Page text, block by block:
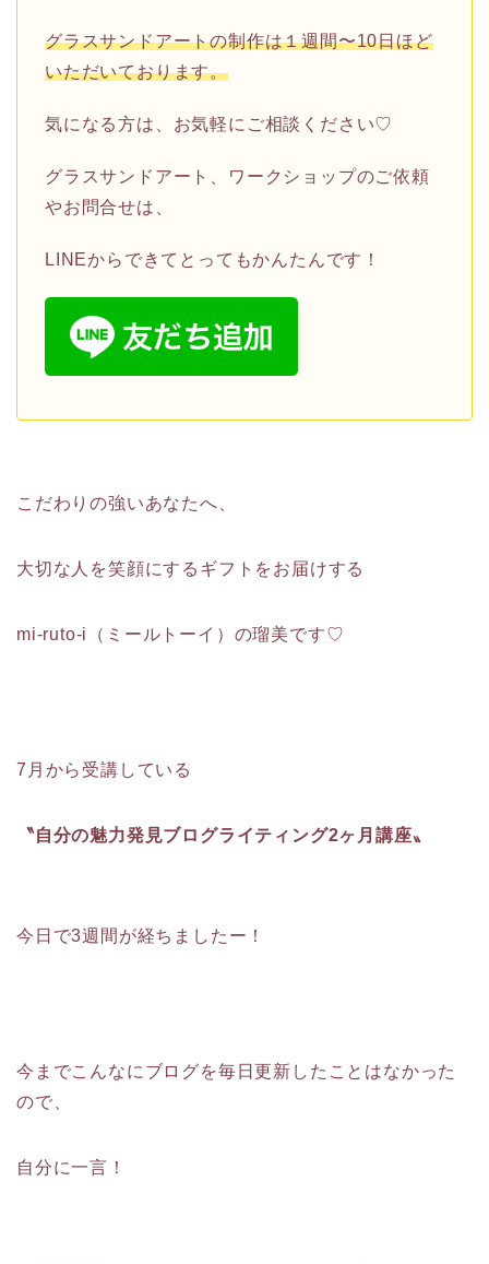
グラスサンドアートの制作は１週間〜10日ほど
いただいております。
気になる方は、お気軽にご相談ください♡
グラスサンドアート、ワークショップのご依頼
やお問合せは、
LINEからできてとってもかんたんです！
こだわりの強いあなたへ、
大切な人を笑顔にするギフトをお届けする
mi-ruto-i（ミールトーイ）の瑠美です♡
7月から受講している
〝自分の魅力発見ブログライティング2ヶ月講座〟
今日で3週間が経ちましたー！
今までこんなにブログを毎日更新したことはなかった
ので、
自分に一言！